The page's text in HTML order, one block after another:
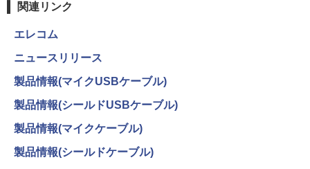
関連リンク
エレコム
ニュースリリース
製品情報(マイクUSBケーブル)
製品情報(シールドUSBケーブル)
製品情報(マイクケーブル)
製品情報(シールドケーブル)